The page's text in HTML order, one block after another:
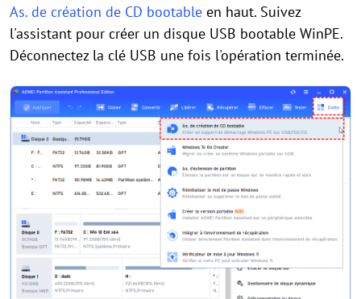
As. de création de CD bootable en haut. Suivez
l'assistant pour créer un disque USB bootable WinPE.
Déconnectez la clé USB une fois l'opération terminée.